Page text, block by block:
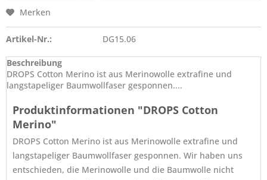
Merken
Artikel-Nr.: DG15.06
Beschreibung
DROPS Cotton Merino ist aus Merinowolle extrafine und
langstapeliger Baumwollfaser gesponnen....
Produktinformationen "DROPS Cotton
Merino"
DROPS Cotton Merino ist aus Merinowolle extrafine und
langstapeliger Baumwollfaser gesponnen. Wir haben uns
entschieden, die Merinowolle und die Baumwolle nicht